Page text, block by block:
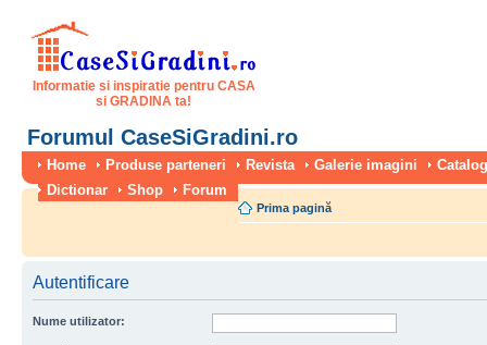
Informatie si inspiratie pentru CASA
si GRADINA ta!
Forumul CaseSiGradini.ro
Home Produse parteneri Revista Galerie imagini
Dictionar
Shop Forum
Prima pagină
Autentificare
Nume utilizator: